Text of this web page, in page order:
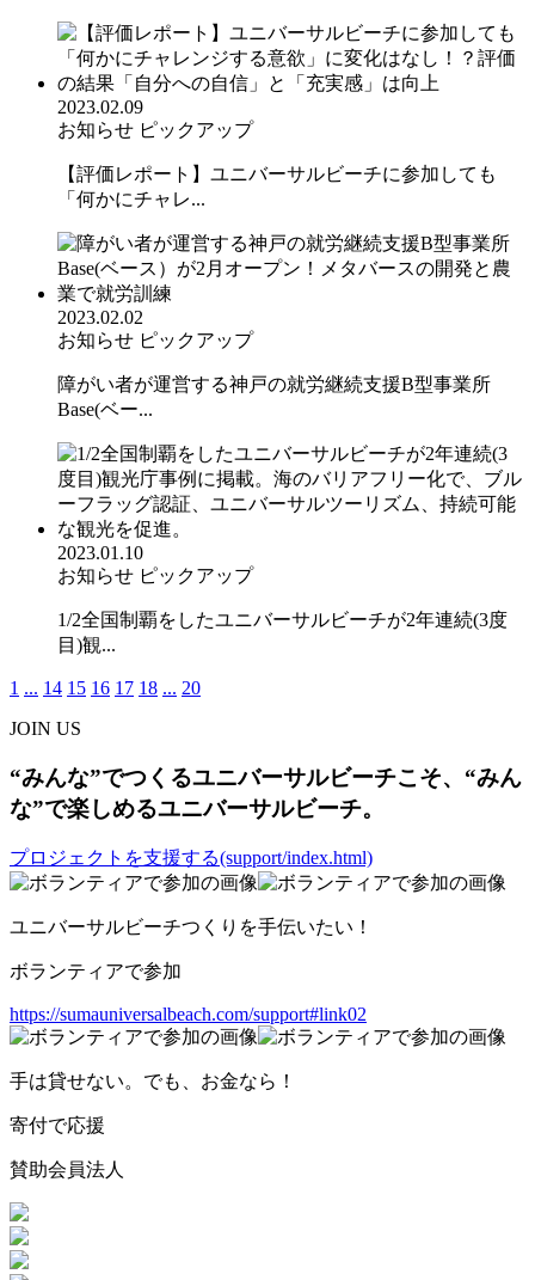
2023.02.09
お知らせ ピックアップ
【評価レポート】ユニバーサルビーチに参加しても
「何かにチャレ...
2023.02.02
お知らせ ピックアップ
障がい者が運営する神戸の就労継続支援B型事業所
Base(ベー...
2023.01.10
お知らせ ピックアップ
1/2全国制覇をしたユニバーサルビーチが2年連続(3度
目)観...
1 ... 14 15 16 17 18 ... 20
JOIN US
“みんな”でつくるユニバーサルビーチこそ、“みん
な”で楽しめるユニバーサルビーチ。
プロジェクトを支援する(support/index.html)
ユニバーサルビーチつくりを手伝いたい！
ボランティアで参加
https://sumauniversalbeach.com/support#link02
手は貸せない。でも、お金なら！
寄付で応援
賛助会員法人